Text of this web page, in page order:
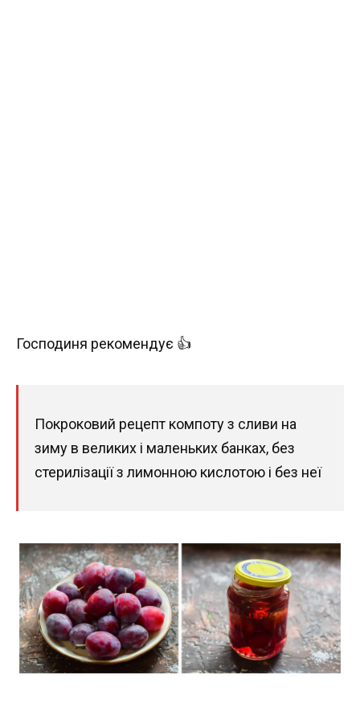
Господиня рекомендує 👍
Покроковий рецепт компоту з сливи на
зиму в великих і маленьких банках, без
стерилізації з лимонною кислотою і без неї